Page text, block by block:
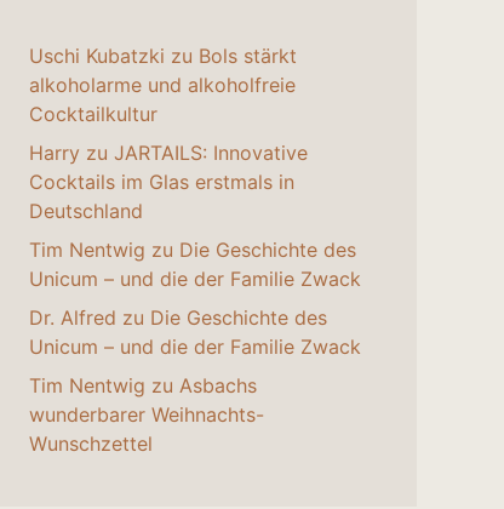
Uschi Kubatzki zu Bols stärkt
alkoholarme und alkoholfreie
Cocktailkultur
Harry zu JARTAILS: Innovative
Cocktails im Glas erstmals in
Deutschland
Tim Nentwig zu Die Geschichte des
Unicum – und die der Familie Zwack
Dr. Alfred zu Die Geschichte des
Unicum – und die der Familie Zwack
Tim Nentwig zu Asbachs
wunderbarer Weihnachts-
Wunschzettel